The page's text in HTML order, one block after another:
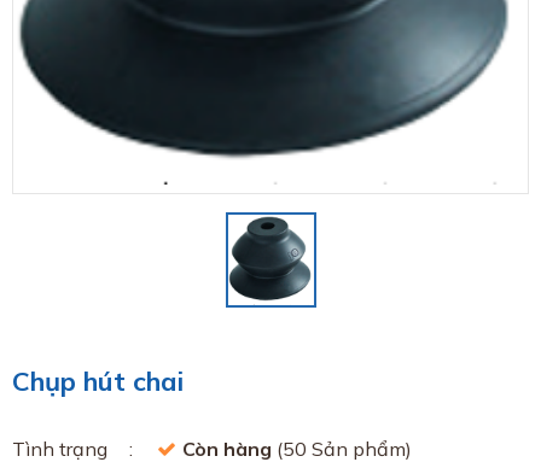
Chụp hút chai
Tình trạng Còn hàng (50 Sản phẩm)